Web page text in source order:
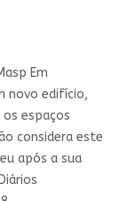
Em
novo edifício,
espaços
considera este
após a sua